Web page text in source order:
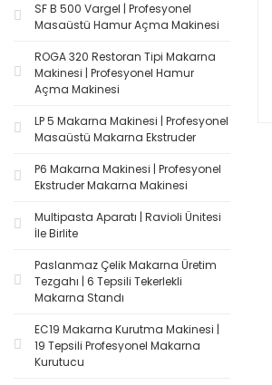
SF B 500 Vargel | Profesyonel
Masaüstü Hamur Açma Makinesi
ROGA 320 Restoran Tipi Makarna
Makinesi | Profesyonel Hamur
Açma Makinesi
LP 5 Makarna Makinesi | Profesyonel
Masaüstü Makarna Ekstruder
P6 Makarna Makinesi | Profesyonel
Ekstruder Makarna Makinesi
Multipasta Aparatı | Ravioli Ünitesi
İle Birlite
Paslanmaz Çelik Makarna Üretim
Tezgahı | 6 Tepsili Tekerlekli
Makarna Standı
EC19 Makarna Kurutma Makinesi |
19 Tepsili Profesyonel Makarna
Kurutucu